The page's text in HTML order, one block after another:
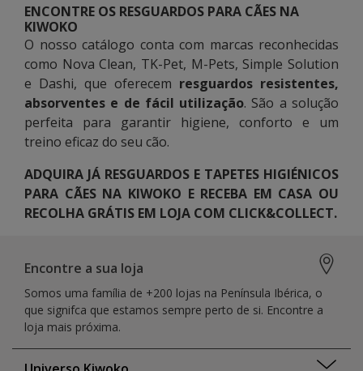
ENCONTRE OS RESGUARDOS PARA CÃES NA
KIWOKO
O nosso catálogo conta com marcas reconhecidas
como Nova Clean, TK-Pet, M-Pets, Simple Solution
e Dashi, que oferecem resguardos resistentes,
absorventes e de fácil utilização. São a solução
perfeita para garantir higiene, conforto e um
treino eficaz do seu cão.
ADQUIRA JÁ RESGUARDOS E TAPETES HIGIÉNICOS
PARA CÃES NA KIWOKO E RECEBA EM CASA OU
RECOLHA GRÁTIS EM LOJA COM CLICK&COLLECT.
Encontre a sua loja
Somos uma família de +200 lojas na Península Ibérica, o
que signifca que estamos sempre perto de si. Encontre a
loja mais próxima.